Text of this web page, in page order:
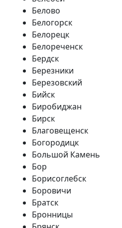
Белово
Белогорск
Белорецк
Белореченск
Бердск
Березники
Березовский
Бийск
Биробиджан
Бирск
Благовещенск
Богородицк
Большой Камень
Бор
Борисоглебск
Боровичи
Братск
Бронницы